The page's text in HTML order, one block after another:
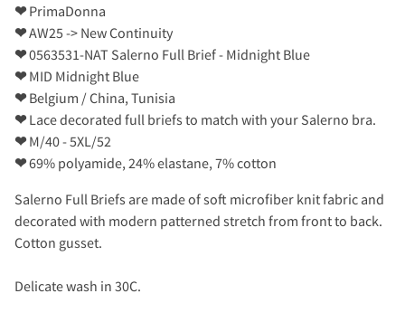
❤PrimaDonna
❤AW25 -> New Continuity
❤0563531-NAT Salerno Full Brief - Midnight Blue
❤MID Midnight Blue
❤Belgium / China, Tunisia
❤Lace decorated full briefs to match with your Salerno bra.
❤M/40 - 5XL/52
❤69% polyamide, 24% elastane, 7% cotton
Salerno Full Briefs are made of soft microfiber knit fabric and
decorated with modern patterned stretch from front to back.
Cotton gusset.
Delicate wash in 30C.